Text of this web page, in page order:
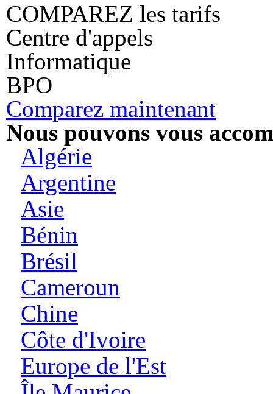
COMPAREZ les tarifs
Centre d'appels
Informatique
BPO
Comparez maintenant
Nous pouvons vous
Algérie
Argentine
Asie
Bénin
Brésil
Cameroun
Chine
Côte d'Ivoire
Europe de l'Est